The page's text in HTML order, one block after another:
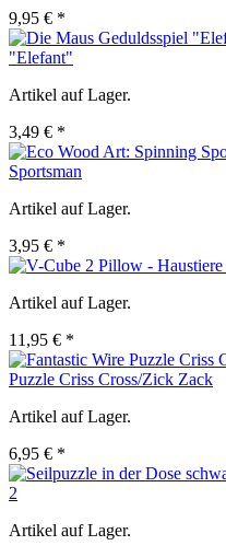
9,95 € *
"Elefant"
Artikel auf Lager.
3,49 € *
Sportsman
Artikel auf Lager.
3,95 € *
Artikel auf Lager.
11,95 € *
Puzzle Criss Cross/Zick Zack
Artikel auf Lager.
6,95 € *
2
Artikel auf Lager.